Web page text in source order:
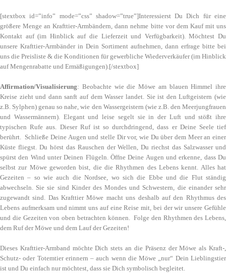
[stextbox id=”info” mode=”css” shadow=”true”]Interessierst Du Dich für eine
größere Menge an Krafttier-Armbändern, dann nehme bitte vor dem Kauf mit uns
Kontakt auf (im Hinblick auf die Lieferzeit und Verfügbarkeit). Möchtest Du
unsere Krafttier-Armbänder in Dein Sortiment aufnehmen, dann erfrage bitte bei
uns die Preisliste & die Konditionen für gewerbliche Wiederverkäufer (im Hinblick
auf Mengenrabatte und Ermäßigungen).[/stextbox]
Affirmation/Visualisierung: Beobachte wie die Möwe am blauen Himmel ihre
Kreise zieht und dann sanft auf dem Wasser landet. Sie ist den Luftgeistern (wie
z.B. Sylphen) genau so nahe, wie den Wassergeistern (wie z.B. den Meerjungfrauen
und Wassermännern). Elegant und leise segelt sie in der Luft und stößt ihre
typischen Rufe aus. Dieser Ruf ist so durchdringend, dass er Deine Seele tief
berührt. Schließe Deine Augen und stelle Dir vor, wie Du über dem Meer an einer
Küste fliegst. Du hörst das Rauschen der Wellen, Du riechst das Salzwasser und
spürst den Wind unter Deinen Flügeln. Öffne Deine Augen und erkenne, dass Du
selbst zur Möwe geworden bist, die die Rhythmen des Lebens kennt. Alles hat
Gezeiten – so wie auch die Nordsee, wo sich die Ebbe und die Flut ständig
abwechseln. Sie sie sind Kinder des Mondes und Schwestern, die einander sehr
zugewandt sind. Das Krafttier Möwe macht uns deshalb auf den Rhythmus des
Lebens aufmerksam und nimmt uns auf eine Reise mit, bei der wir unsere Gefühle
und die Gezeiten von oben betrachten können. Folge den Rhythmen des Lebens,
dem Ruf der Möwe und dem Lauf der Gezeiten!
Dieses Krafttier-Armband möchte Dich stets an die Präsenz der Möwe als Kraft-,
Schutz- oder Totemtier erinnern – auch wenn die Möwe „nur“ Dein Lieblingstier
ist und Du einfach nur möchtest, dass sie Dich symbolisch begleitet.